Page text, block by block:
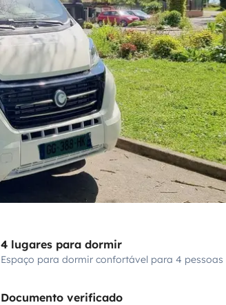
4 lugares para dormir
Espaço para dormir confortável para 4 pessoas
Documento verificado